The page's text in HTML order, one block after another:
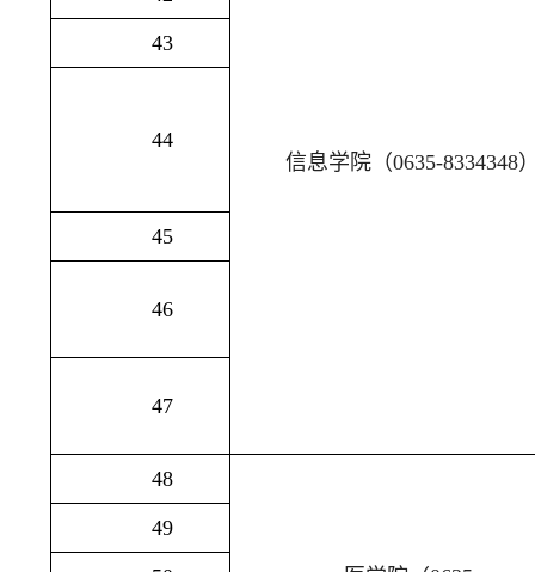
信息学院（0635-8334348
43
44
45
46
47
48
49